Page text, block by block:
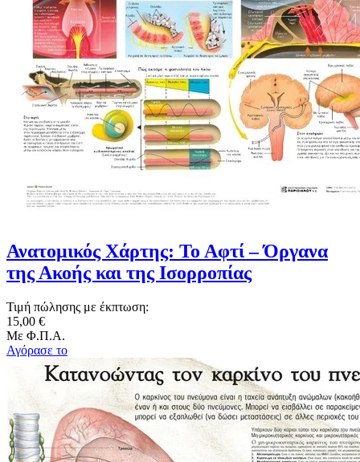
Ανατομικός Χάρτης: Το Αφτί – Όργανα
της Ακοής και της Ισορροπίας
Τιμή πώλησης με έκπτωση:
15,00 €
Με Φ.Π.Α.
Αγόρασε το